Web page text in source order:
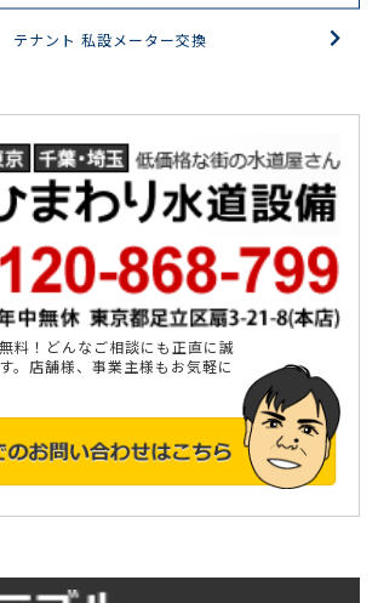
ナント 私設メーター交換
料！どんなご相談にも正直に誠
。店舗様、事業主様もお気軽に